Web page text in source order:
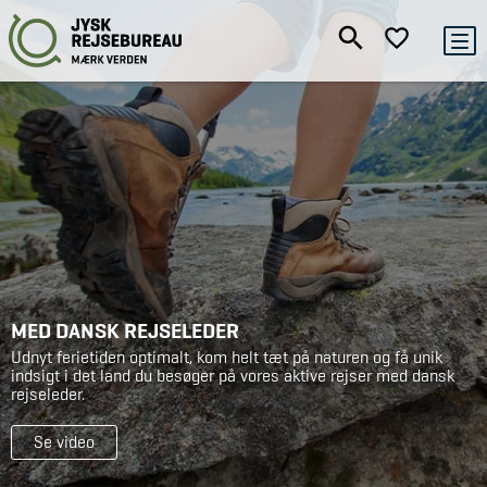
MED DANSK REJSELEDER
Udnyt ferietiden optimalt, kom helt tæt på naturen og få unik
indsigt i det land du besøger på vores aktive rejser med dansk
rejseleder.
Se video